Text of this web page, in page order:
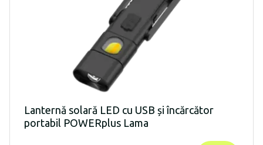
Lanternă solară LED cu USB și încărcător
portabil POWERplus Lama